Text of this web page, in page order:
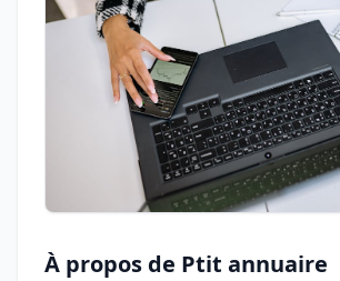
À propos de Ptit annuaire